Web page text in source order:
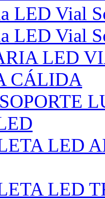
LED Vial
LED Vial
LED
CÁLIDA
LED
LED